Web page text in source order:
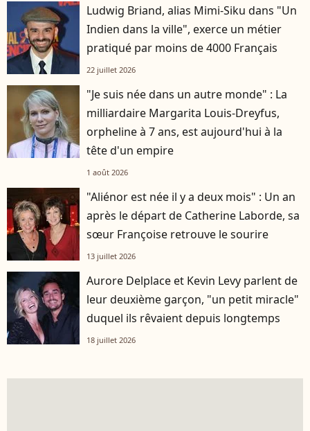
Ludwig Briand, alias Mimi-Siku dans "Un
Indien dans la ville", exerce un métier
pratiqué par moins de 4000 Français
22 juillet 2026
"Je suis née dans un autre monde" : La
milliardaire Margarita Louis-Dreyfus,
orpheline à 7 ans, est aujourd'hui à la
tête d'un empire
1 août 2026
"Aliénor est née il y a deux mois" : Un an
après le départ de Catherine Laborde, sa
sœur Françoise retrouve le sourire
13 juillet 2026
Aurore Delplace et Kevin Levy parlent de
leur deuxième garçon, "un petit miracle"
duquel ils rêvaient depuis longtemps
18 juillet 2026